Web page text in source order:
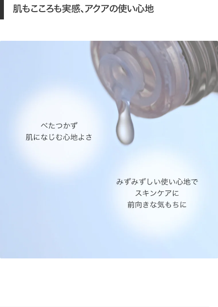
肌もこころも実感、アクアの使い心地